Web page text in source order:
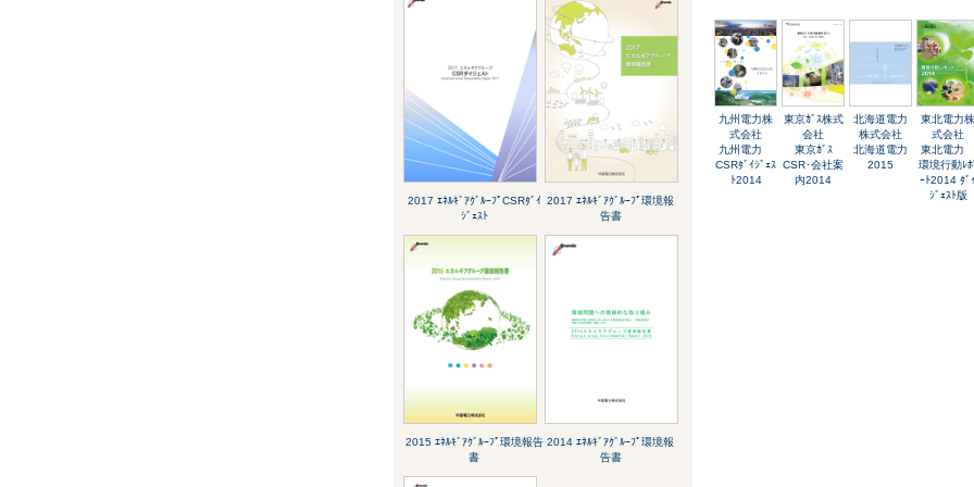
2017 ｴﾈﾙｷﾞｱｸﾞﾙｰﾌﾟCSRﾀﾞｲ
ｼﾞｪｽﾄ
2017 ｴﾈﾙｷﾞｱｸﾞﾙｰﾌﾟ環境報
告書
2015 ｴﾈﾙｷﾞｱｸﾞﾙｰﾌﾟ環境報告
書
2014 ｴﾈﾙｷﾞｱｸﾞﾙｰﾌﾟ環境報
告書
九州電力株
式会社
九州電力
CSRﾀﾞｲｼﾞｪｽ
ﾄ2014
東京ｶﾞｽ株式
会社
東京ｶﾞｽ
CSR･会社案
内2014
北海道電力
株式会社
北海道電力
2015
東北電力株
式会社
東北電力
環境行動ﾚﾎ
ｰﾄ2014 ﾀﾞｲ
ｼﾞｪｽﾄ版